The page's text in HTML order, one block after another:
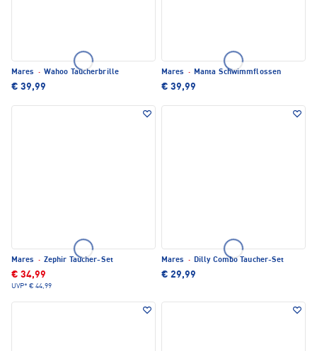
Mares · Wahoo Taucherbrille
€ 39,99
Mares · Manta Schwimmflossen
€ 39,99
Mares · Zephir Taucher-Set
€ 34,99
UVP* € 44,99
Mares · Dilly Combo Taucher-Set
€ 29,99